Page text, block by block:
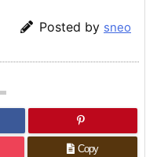
Posted by sneo
Copy